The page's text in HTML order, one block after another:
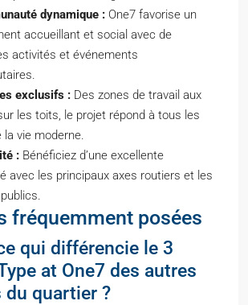
dynamique : One7 favorise un
accueillant et social avec de
activités et événements
exclusifs : Des zones de travail aux
les toits, le projet répond à tous les
vie moderne.
: Bénéficiez d’une excellente
avec les principaux axes routiers et les
fréquemment posées
qui différencie le 3
at One7 des autres
du quartier ?